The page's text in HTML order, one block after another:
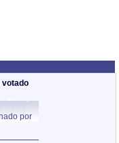
votado
por